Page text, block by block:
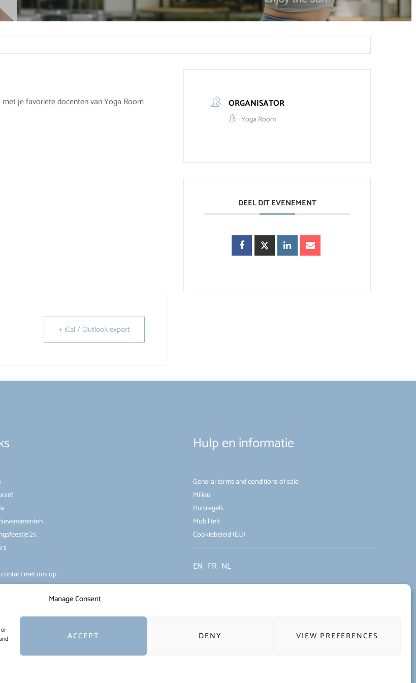
Manage Consent
ACCEPT DENY VIEW PREFERENCES
je favoriete docenten van Yoga Room
+ iCal / Outlook export
ORGANISATOR
Yoga Room
DEEL DIT EVENEMENT
met ons op
Hulp en informatie
General terms and conditions of sale
Milieu
Huisregels
Mobiliteit
Cookiebeleid (EU)
EN FR NL